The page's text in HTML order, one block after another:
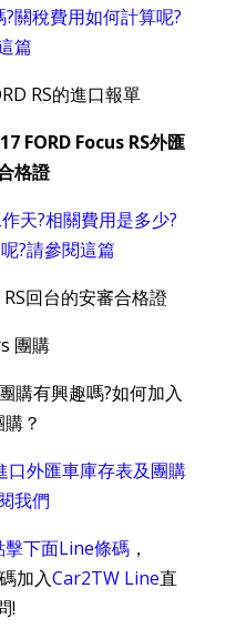
關稅費用如何計算呢?
篇
FORD Focus RS外匯
格證
天?相關費用是多少?
?請參閱這篇
購有興趣嗎?如何加入
？
口外匯車庫存表及團購
我們
擊下面Line條碼，
加入Car2TW Line直
!